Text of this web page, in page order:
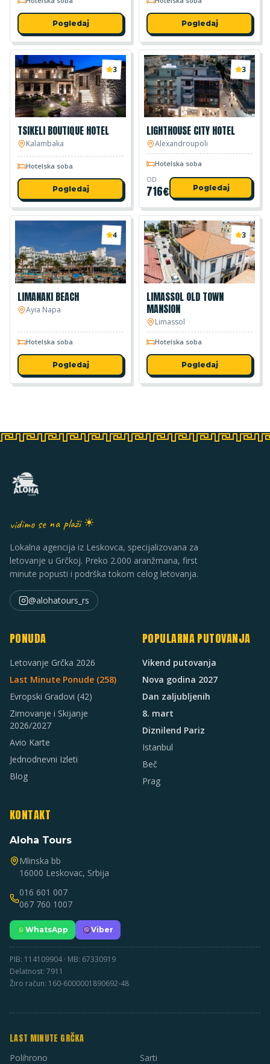
Pogledaj Pogledaj
3
TSIKELI BOUTIQUE HOTEL
Kalambaka
Hotelska soba
Pogledaj
3
LIGHTHOUSE CITY HOTEL
Alexandroupoli
Hotelska soba
OD
716€ Pogledaj
4
LIMANAKI BEACH
Ayia Napa
Hotelska soba
Pogledaj
3
LIMASSOL OLD TOWN
MANSION
Limassol
Hotelska soba
Pogledaj
vidimo se na plaži ☀
Lokalna agencija iz Leskovca, specijalizovana za
letovanje u Grčkoj. Preko 2.000 aranžmana, first
minute popusti i podrška tokom celog letovanja.
@alohatours_rs
PONUDA
Letovanje Grčka 2026
Last Minute Ponude (258)
Evropski Gradovi (42)
Zimovanje i Skijanje
2026/2027
Avio Karte
Jednodnevni Izleti
Blog
POPULARNA PUTOVANJA
Vikend putovanja
Nova godina 2027
Dan zaljubljenih
8. mart
Diznilend Pariz
Istanbul
Beč
Prag
KONTAKT
Aloha Tours
Mlinska bb
16000 Leskovac, Srbija
016 601 007
067 760 1007
WhatsApp Viber
PIB: 114109904 · MB: 67330919
Delatnost: 7911
Žiro račun: 160-6000001890692-48
LAST MINUTE GRČKA
Polihrono
Sarti